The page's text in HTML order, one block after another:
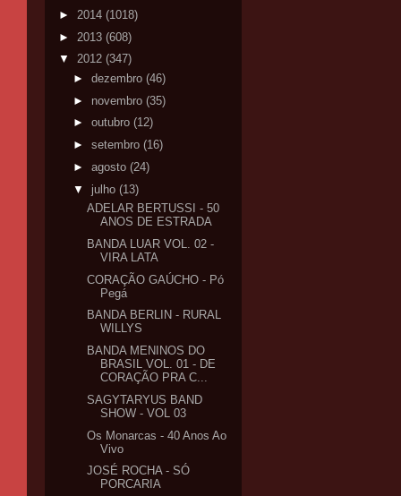
► 2014 (1018)
► 2013 (608)
▼ 2012 (347)
► dezembro (46)
► novembro (35)
► outubro (12)
► setembro (16)
► agosto (24)
▼ julho (13)
ADELAR BERTUSSI - 50
ANOS DE ESTRADA
BANDA LUAR VOL. 02 -
VIRA LATA
CORAÇÃO GAÚCHO - Pó
Pegá
BANDA BERLIN - RURAL
WILLYS
BANDA MENINOS DO
BRASIL VOL. 01 - DE
CORAÇÃO PRA C...
SAGYTARYUS BAND
SHOW - VOL 03
Os Monarcas - 40 Anos Ao
Vivo
JOSÉ ROCHA - SÓ
PORCARIA